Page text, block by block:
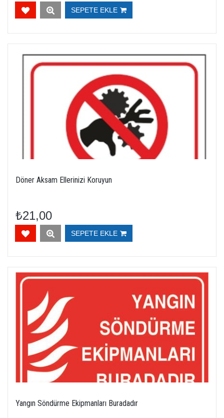
SEPETE EKLE
Döner Aksam Ellerinizi Koruyun
₺21,00
SEPETE EKLE
Yangın Söndürme Ekipmanları Buradadır